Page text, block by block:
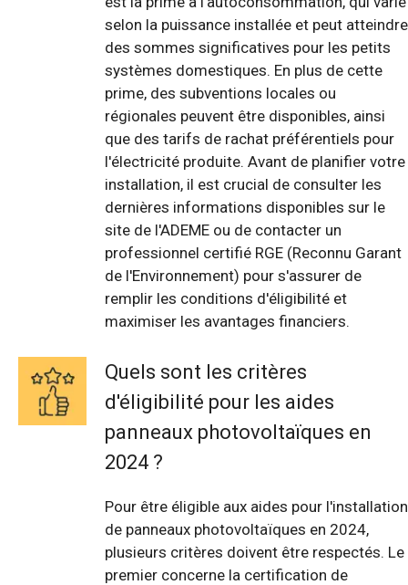
selon la puissance installée et peut atteindre
des sommes significatives pour les petits
systèmes domestiques. En plus de cette
prime, des subventions locales ou
régionales peuvent être disponibles, ainsi
que des tarifs de rachat préférentiels pour
l'électricité produite. Avant de planifier votre
installation, il est crucial de consulter les
dernières informations disponibles sur le
site de l'ADEME ou de contacter un
professionnel certifié RGE (Reconnu Garant
de l'Environnement) pour s'assurer de
remplir les conditions d'éligibilité et
maximiser les avantages financiers.
Quels sont les critères
d'éligibilité pour les aides
panneaux photovoltaïques en
2024 ?
Pour être éligible aux aides pour l'installation
de panneaux photovoltaïques en 2024,
plusieurs critères doivent être respectés. Le
premier concerne la certification de